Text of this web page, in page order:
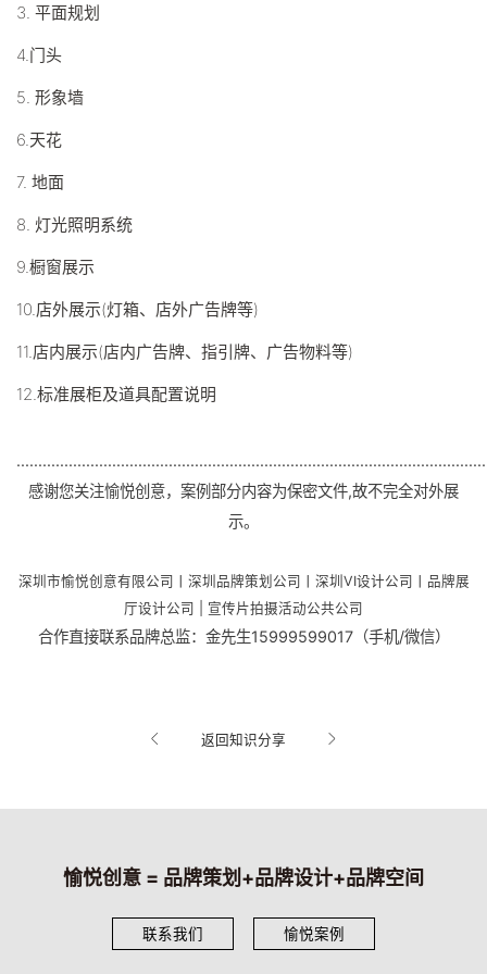
3. 平面规划
4.门头
5. 形象墙
6.天花
7. 地面
8. 灯光照明系统
9.橱窗展示
10.店外展示(灯箱、店外广告牌等)
11.店内展示(店内广告牌、指引牌、广告物料等)
12.标准展柜及道具配置说明
...............................................................................................
感谢您关注愉悦创意，案例部分内容为保密文件,故不完全对外展
示。
深圳市愉悦创意有限公司丨深圳品牌策划公司 丨 深圳VI设计公司丨品牌展
厅设计公司 | 宣传片拍摄活动公共公司
合作直接联系品牌总监：金先生15999599017（手机/微信）
返回知识分享
愉悦创意 = 品牌策划+品牌设计+品牌空间
联系我们 愉悦案例